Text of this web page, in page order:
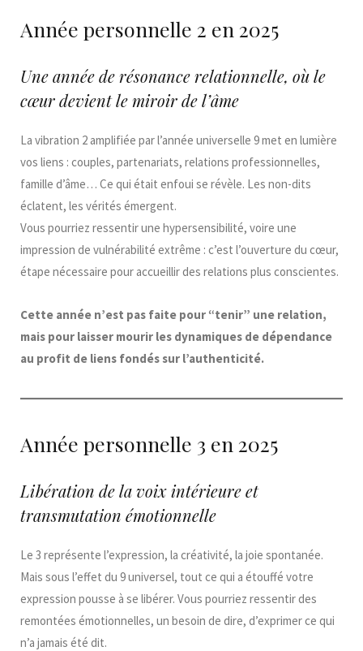
Année personnelle 2 en 2025
Une année de résonance relationnelle, où le
cœur devient le miroir de l’âme
La vibration 2 amplifiée par l’année universelle 9 met en lumière
vos liens : couples, partenariats, relations professionnelles,
famille d’âme… Ce qui était enfoui se révèle. Les non-dits
éclatent, les vérités émergent.
Vous pourriez ressentir une hypersensibilité, voire une
impression de vulnérabilité extrême : c’est l’ouverture du cœur,
étape nécessaire pour accueillir des relations plus conscientes.
Cette année n’est pas faite pour “tenir” une relation,
mais pour laisser mourir les dynamiques de dépendance
au profit de liens fondés sur l’authenticité.
Année personnelle 3 en 2025
Libération de la voix intérieure et
transmutation émotionnelle
Le 3 représente l’expression, la créativité, la joie spontanée.
Mais sous l’effet du 9 universel, tout ce qui a étouffé votre
expression pousse à se libérer. Vous pourriez ressentir des
remontées émotionnelles, un besoin de dire, d’exprimer ce qui
n’a jamais été dit.